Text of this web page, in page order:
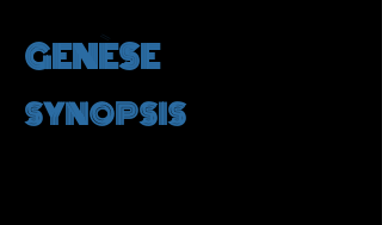
GENÈSE
SYNOPSIS